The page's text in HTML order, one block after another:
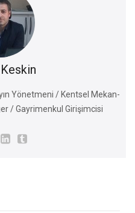
Yönetmeni / Kentsel Mekan-
/ Gayrimenkul Girişimcisi